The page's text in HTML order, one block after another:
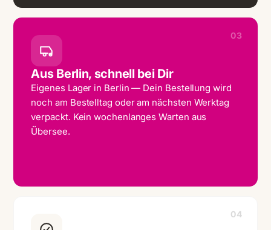
03
Aus Berlin, schnell bei Dir
Eigenes Lager in Berlin — Dein Bestellung wird
noch am Bestelltag oder am nächsten Werktag
verpackt. Kein wochenlanges Warten aus
Übersee.
04